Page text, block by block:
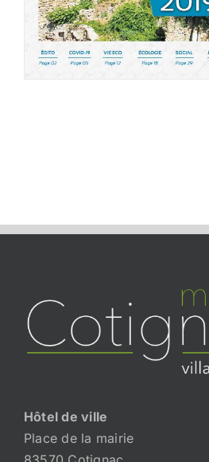
Hôtel de ville
Place de la mairie